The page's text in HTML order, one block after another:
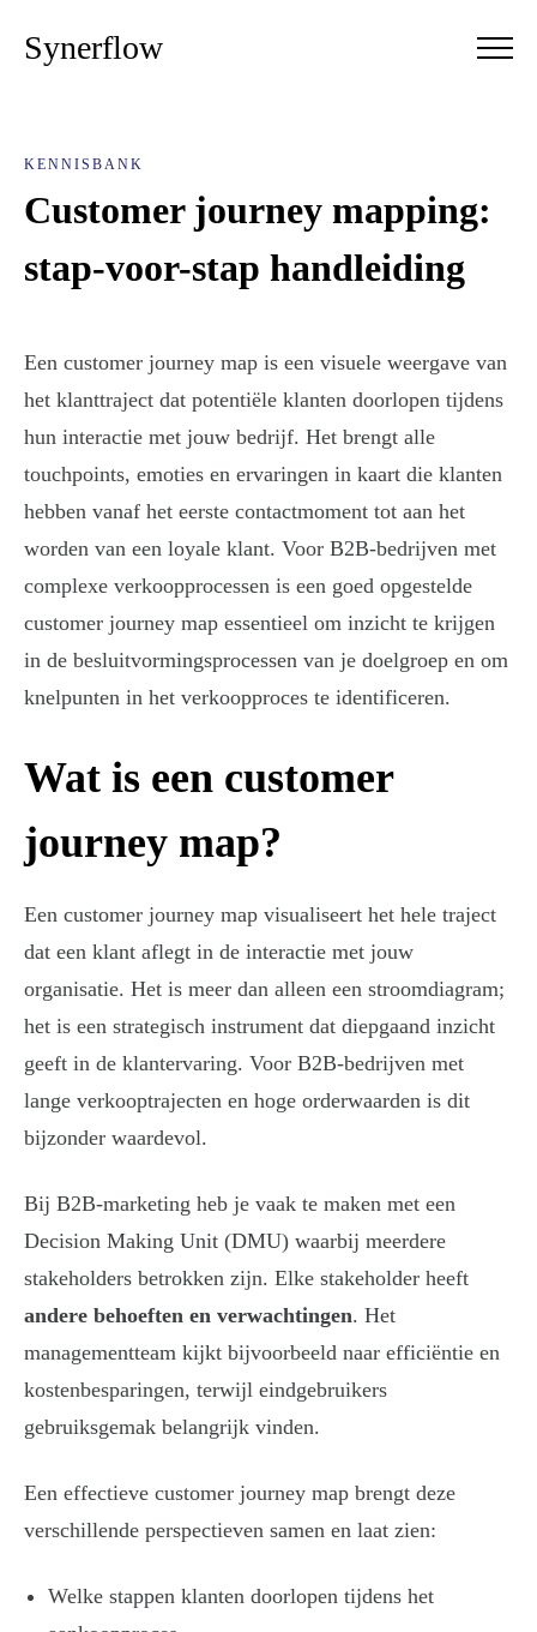
Synerflow
KENNISBANK
Customer journey mapping:
stap-voor-stap handleiding
Een customer journey map is een visuele weergave van
het klanttraject dat potentiële klanten doorlopen tijdens
hun interactie met jouw bedrijf. Het brengt alle
touchpoints, emoties en ervaringen in kaart die klanten
hebben vanaf het eerste contactmoment tot aan het
worden van een loyale klant. Voor B2B-bedrijven met
complexe verkoopprocessen is een goed opgestelde
customer journey map essentieel om inzicht te krijgen
in de besluitvormingsprocessen van je doelgroep en om
knelpunten in het verkoopproces te identificeren.
Wat is een customer
journey map?
Een customer journey map visualiseert het hele traject
dat een klant aflegt in de interactie met jouw
organisatie. Het is meer dan alleen een stroomdiagram;
het is een strategisch instrument dat diepgaand inzicht
geeft in de klantervaring. Voor B2B-bedrijven met
lange verkooptrajecten en hoge orderwaarden is dit
bijzonder waardevol.
Bij B2B-marketing heb je vaak te maken met een
Decision Making Unit (DMU) waarbij meerdere
stakeholders betrokken zijn. Elke stakeholder heeft
andere behoeften en verwachtingen. Het
managementteam kijkt bijvoorbeeld naar efficiëntie en
kostenbesparingen, terwijl eindgebruikers
gebruiksgemak belangrijk vinden.
Een effectieve customer journey map brengt deze
verschillende perspectieven samen en laat zien:
Welke stappen klanten doorlopen tijdens het